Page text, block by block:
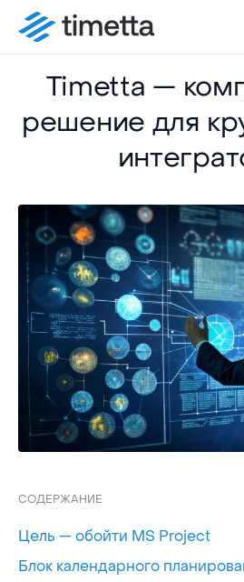
Timetta —
решение для
СОДЕРЖАНИЕ
Цель — обойти MS Project
Блок календарного